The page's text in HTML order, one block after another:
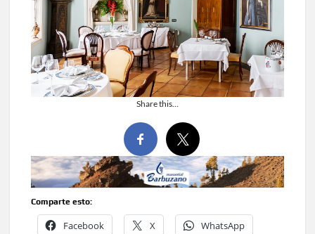
Share this…
Comparte esto:
Facebook X WhatsApp